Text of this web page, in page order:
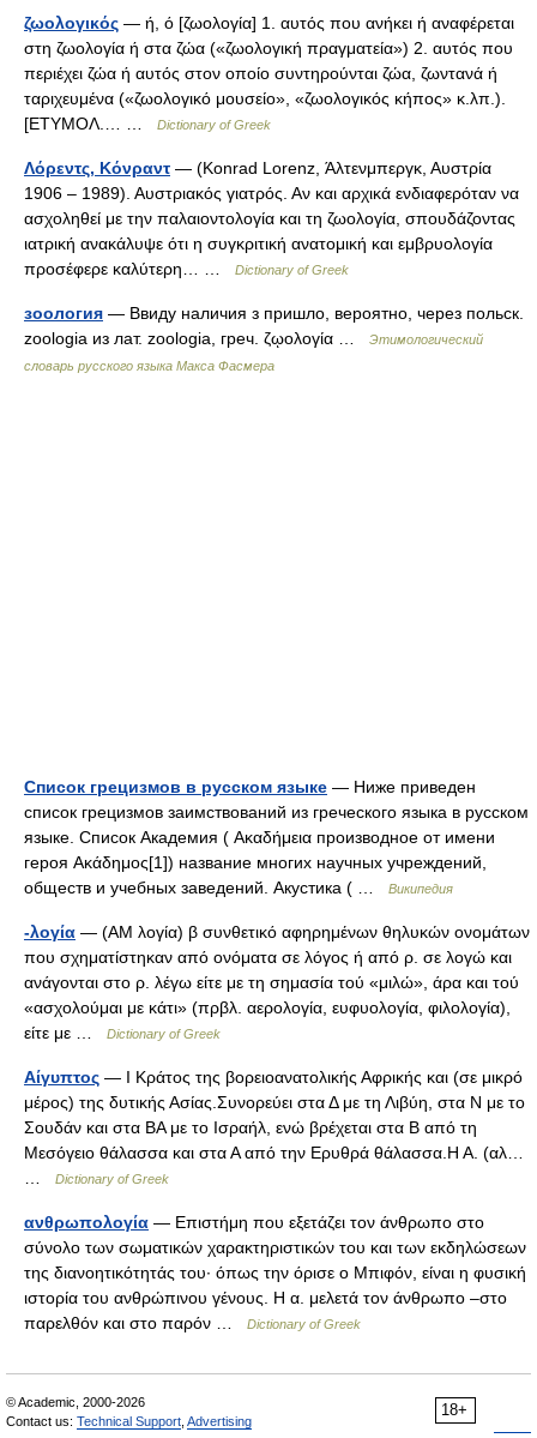
ζωολογικός — ή, ό [ζωολογία] 1. αυτός που ανήκει ή αναφέρεται
στη ζωολογία ή στα ζώα («ζωολογική πραγματεία») 2. αυτός που
περιέχει ζώα ή αυτός στον οποίο συντηρούνται ζώα, ζωντανά ή
ταριχευμένα («ζωολογικό μουσείο», «ζωολογικός κήπος» κ.λπ.).
[ΕΤΥΜΟΛ.… …
Dictionary of Greek
Λόρεντς, Κόνραντ — (Konrad Lorenz, Άλτενμπεργκ, Αυστρία
1906 – 1989). Αυστριακός γιατρός. Αν και αρχικά ενδιαφερόταν να
ασχοληθεί με την παλαιοντολογία και τη ζωολογία, σπουδάζοντας
ιατρική ανακάλυψε ότι η συγκριτική ανατομική και εμβρυολογία
προσέφερε καλύτερη… …
Dictionary of Greek
зоология — Ввиду наличия з пришло, вероятно, через польск.
zoologia из лат. zооlоgiа, греч. ζῳολογία …
Этимологический
словарь русского языка Макса Фасмера
Список грецизмов в русском языке — Ниже приведен
список грецизмов заимствований из греческого языка в русском
языке. Список Академия ( Ακαδήμεια производное от имени
героя Ακάδημος[1]) название многих научных учреждений,
обществ и учебных заведений. Акустика ( …
Википедия
-λογία — (AM λογία) β συνθετικό αφηρημένων θηλυκών ονομάτων
που σχηματίστηκαν από ονόματα σε λόγος ή από ρ. σε λογώ και
ανάγονται στο ρ. λέγω είτε με τη σημασία τού «μιλώ», άρα και τού
«ασχολούμαι με κάτι» (πρβλ. αερολογία, ευφυολογία, φιλολογία),
είτε με …
Dictionary of Greek
Αίγυπτος — I Κράτος της βορειοανατολικής Αφρικής και (σε μικρό
μέρος) της δυτικής Ασίας.Συνορεύει στα Δ με τη Λιβύη, στα Ν με το
Σουδάν και στα ΒΑ με το Ισραήλ, ενώ βρέχεται στα Β από τη
Μεσόγειο θάλασσα και στα Α από την Ερυθρά θάλασσα.Η Α. (αλ…
Dictionary of Greek
ανθρωπολογία — Επιστήμη που εξετάζει τον άνθρωπο στο
σύνολο των σωματικών χαρακτηριστικών του και των εκδηλώσεων
της διανοητικότητάς του· όπως την όρισε o Μπιφόν, είναι η φυσική
ιστορία του ανθρώπινου γένους. Η α. μελετά τον άνθρωπο –στο
παρελθόν και στο παρόν …
Dictionary of Greek
18+
© Academic, 2000-2026
Contact us: Technical Support Advertising